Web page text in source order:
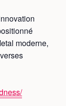
moderne,